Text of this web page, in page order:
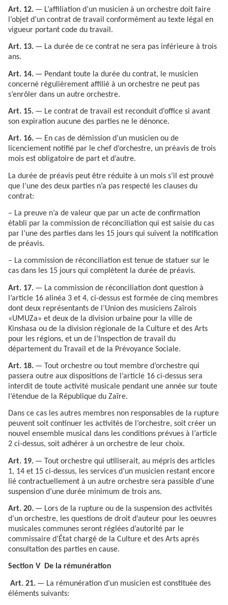
Art. 12. — L’affiliation d’un musicien à un orchestre doit faire
l’objet d’un contrat de travail conformément au texte légal en
vigueur portant code du travail.
Art. 13. — La durée de ce contrat ne sera pas inférieure à trois
ans.
Art. 14. — Pendant toute la durée du contrat, le musicien
concerné régulièrement affilié à un orchestre ne peut pas
s’enrôler dans un autre orchestre.
Art. 15. — Le contrat de travail est reconduit d’office si avant
son expiration aucune des parties ne le dénonce.
Art. 16. — En cas de démission d’un musicien ou de
licenciement notifié par le chef d’orchestre, un préavis de trois
mois est obligatoire de part et d’autre.
La durée de préavis peut être réduite à un mois s’il est prouvé
que l’une des deux parties n’a pas respecté les clauses du
contrat:
– La preuve n’a de valeur que par un acte de confirmation
établi par la commission de réconciliation qui est saisie du cas
par l’une des parties dans les 15 jours qui suivent la notification
de préavis.
– La commission de réconciliation est tenue de statuer sur le
cas dans les 15 jours qui complètent la durée de préavis.
Art. 17. — La commission de réconciliation dont question à
l’article 16 alinéa 3 et 4, ci-dessus est formée de cinq membres
dont deux représentants de l’Union des musiciens Zaïrois
«UMUZa» et deux de la division urbaine pour la ville de
Kinshasa ou de la division régionale de la Culture et des Arts
pour les régions, et un de l’Inspection de travail du
département du Travail et de la Prévoyance Sociale.
Art. 18. — Tout orchestre ou tout membre d’orchestre qui
passera outre aux dispositions de l’article 16 ci-dessus sera
interdit de toute activité musicale pendant une année sur toute
l’étendue de la République du Zaïre.
Dans ce cas les autres membres non responsables de la rupture
peuvent soit continuer les activités de l’orchestre, soit créer un
nouvel ensemble musical dans les conditions prévues à l’article
2 ci-dessus, soit adhérer à un orchestre de leur choix.
Art. 19. — Tout orchestre qui utiliserait, au mépris des articles
1, 14 et 15 ci-dessus, les services d’un musicien restant encore
lié contractuellement à un autre orchestre sera passible d’une
suspension d’une durée minimum de trois ans.
Art. 20. — Lors de la rupture ou de la suspension des activités
d’un orchestre, les questions de droit d’auteur pour les oeuvres
musicales communes seront réglées d’autorité par le
commissaire d’État chargé de la Culture et des Arts après
consultation des parties en cause.
Section V De la rémunération
Art. 21. — La rémunération d’un musicien est constituée des
éléments suivants: